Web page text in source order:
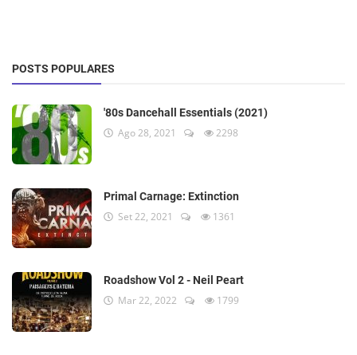
POSTS POPULARES
'80s Dancehall Essentials (2021)
Ago 28, 2021 2298
Primal Carnage: Extinction
Set 22, 2021 1361
Roadshow Vol 2 - Neil Peart
Mar 22, 2022 1799